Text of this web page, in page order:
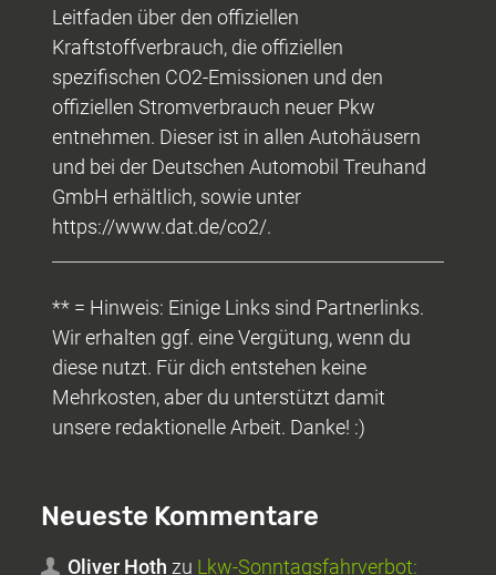
Leitfaden über den offiziellen
Kraftstoffverbrauch, die offiziellen
spezifischen CO2-Emissionen und den
offiziellen Stromverbrauch neuer Pkw
entnehmen. Dieser ist in allen Autohäusern
und bei der Deutschen Automobil Treuhand
GmbH erhältlich, sowie unter
https://www.dat.de/co2/.
** = Hinweis: Einige Links sind Partnerlinks.
Wir erhalten ggf. eine Vergütung, wenn du
diese nutzt. Für dich entstehen keine
Mehrkosten, aber du unterstützt damit
unsere redaktionelle Arbeit. Danke! :)
Neueste Kommentare
Oliver Hoth zu Lkw-Sonntagsfahrverbot: